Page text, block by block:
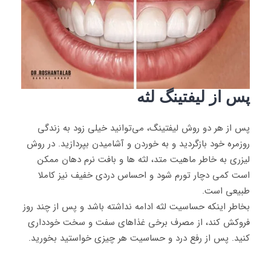
پس از لیفتینگ لثه
پس از هر دو روش لیفتینگ، می‌توانید خیلی زود به زندگی
روزمره خود بازگردید و به خوردن و آشامیدن بپردازید. در روش
لیزری به خاطر ماهیت متد، لثه ها و بافت نرم دهان ممکن
است کمی دچار تورم شود و احساس دردی خفیف نیز کاملا
طبیعی است.
بخاطر اینکه حساسیت لثه ادامه نداشته باشد و پس از چند روز
فروکش کند، از مصرف برخی غذاهای سفت و سخت خودداری
کنید. پس از رفع درد و حساسیت هر چیزی خواستید بخورید.